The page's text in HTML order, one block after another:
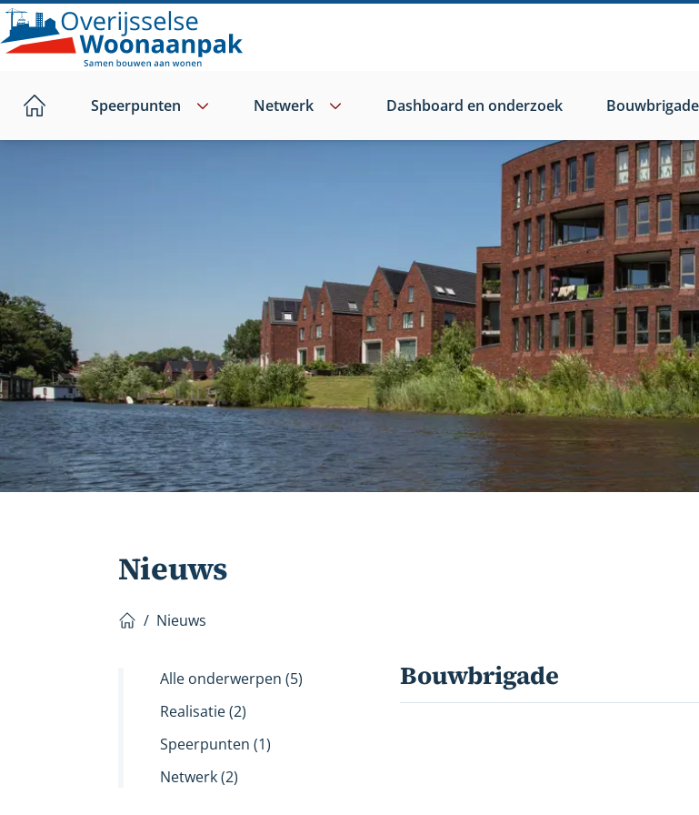
Direct
naar
hoofdinhoud
Home
Speerpunten Netwerk Dashboard en onderzoek Bouwbrigade
Nieuws
/ Nieuws
Alle onderwerpen (5)
Realisatie(2)
Speerpunten (1)
Netwerk(2)
Bouwbrigade